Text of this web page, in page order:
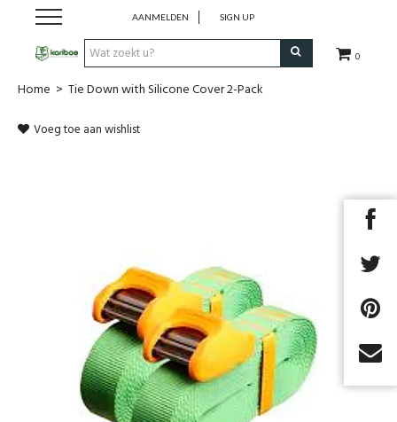
0
AANMELDEN SIGN UP
Cadeaubon
Klimmen
Home > Tie Down with Silicone Cover 2-Pack
Voeg toe aan wishlist